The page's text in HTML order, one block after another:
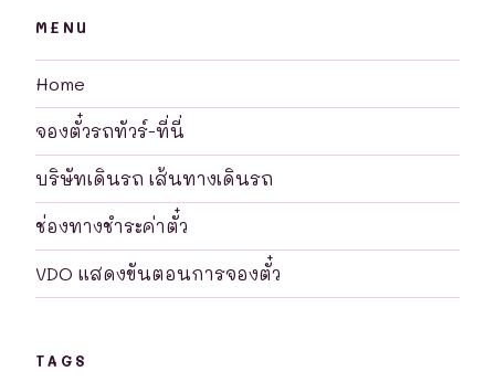
MENU
Home
จองตั๋วรถทัวร์-ที่นี่
บริษัทเดินรถ เส้นทางเดินรถ
ช่องทางชำระค่าตั๋ว
VDO แสดงขันตอนการจองตั๋ว
TAGS